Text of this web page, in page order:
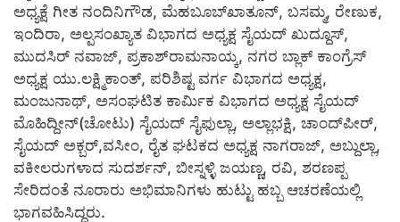
ಅಧ್ಯಕ್ಷೆ ಗೀತ ನಂದಿನಿಗೌಡ, ಮೆಹಬೂಬ್‍ಖಾತೂನ್, ಬಸಮ್ಮ, ರೇಣುಕ,
ಇಂದಿರಾ, ಅಲ್ಪಸಂಖ್ಯಾತ ವಿಭಾಗದ ಅಧ್ಯಕ್ಷ ಸೈಯದ್ ಖುದ್ದೂಸ್,
ಮುದಸಿರ್ ನವಾಜ್, ಪ್ರಕಾಶ್‍ರಾಮನಾಯ್ಕ, ನಗರ ಬ್ಲಾಕ್ ಕಾಂಗ್ರೆಸ್
ಅಧ್ಯಕ್ಷ ಯು.ಲಕ್ಷ್ಮಿಕಾಂತ್, ಪರಿಶಿಷ್ಟ ವರ್ಗ ವಿಭಾಗದ ಅಧ್ಯಕ್ಷ,
ಮಂಜುನಾಥ್, ಅಸಂಘಟಿತ ಕಾರ್ಮಿಕ ವಿಭಾಗದ ಅಧ್ಯಕ್ಷ ಸೈಯದ್
ಮೊಹಿದ್ದೀನ್(ಚೋಟು) ಸೈಯದ್ ಸೈಫುಲ್ಲಾ, ಅಲ್ಲಾಭಕ್ಷಿ, ಚಾಂದ್‍ಪೀರ್,
ಸೈಯದ್ ಅಕ್ಬರ್,ವಸೀಂ, ರೈತ ಘಟಕದ ಅಧ್ಯಕ್ಷ ನಾಗರಾಜ್, ಅಬ್ದುಲ್ಲಾ,
ವಕೀಲರುಗಳಾದ ಸುದರ್ಶನ್, ಬೀಸ್ನಳ್ಳಿ ಜಯಣ್ಣ, ರವಿ, ಶರಣಪ್ಪ
ಸೇರಿದಂತೆ ನೂರಾರು ಅಭಿಮಾನಿಗಳು ಹುಟ್ಟು ಹಬ್ಬ ಆಚರಣೆಯಲ್ಲಿ
ಭಾಗವಹಿಸಿದ್ದರು.